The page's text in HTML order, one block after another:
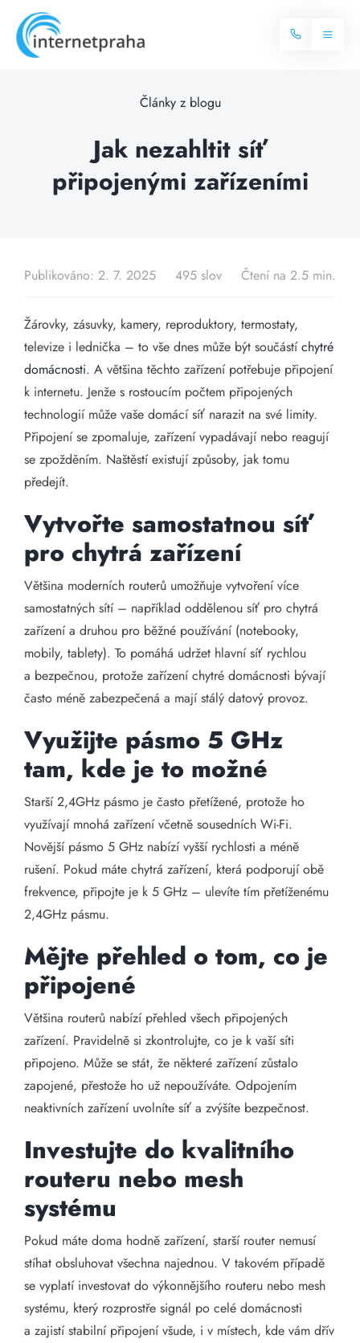
content
Toggle
Balíčky internetu
Televize
Blog
Kontakt
Články z blogu
Jak nezahltit síť
připojenými zařízeními
Publikováno: 2. 7. 2025 495 slov Čtení na 2.5 min.
Žárovky, zásuvky, kamery, reproduktory, termostaty,
televize i lednička – to vše dnes může být součástíchytré
domácnosti. A většina těchto zařízení potřebuje připojení
k internetu. Jenže s rostoucím počtem připojených
technologií může vaše domácí síť narazit na své limity.
Připojení se zpomaluje, zařízení vypadávají nebo reagují
se zpožděním. Naštěstí existují způsoby, jak tomu
předejít.
Vytvořte samostatnou síť
pro chytrá zařízení
Většina moderních routerů umožňuje vytvoření více
samostatných sítí – například oddělenou síť pro chytrá
zařízení a druhou pro běžné používání (notebooky,
mobily, tablety). To pomáhá udržet hlavní síť rychlou
a bezpečnou, protože zařízení chytré domácnosti bývají
často méně zabezpečená a mají stálý datový provoz.
Využijte pásmo 5 GHz
tam, kde je to možné
Starší 2,4GHz pásmo je často přetížené, protože ho
využívají mnohá zařízení včetně sousedních Wi-Fi.
Novější pásmo 5 GHz nabízí vyšší rychlosti a méně
rušení. Pokud máte chytrá zařízení, která podporují obě
frekvence, připojte je k 5 GHz – ulevíte tím přetíženému
2,4GHz pásmu.
Mějte přehled o tom, co je
připojené
Většina routerů nabízí přehled všech připojených
zařízení. Pravidelně si zkontrolujte, co je k vaší síti
připojeno. Může se stát, že některé zařízení zůstalo
zapojené, přestože ho už nepoužíváte. Odpojením
neaktivních zařízení uvolníte síť a zvýšíte bezpečnost.
Investujte do kvalitního
routeru nebo mesh
systému
Pokud máte doma hodně zařízení, starší router nemusí
stíhat obsluhovat všechna najednou. V takovém případě
se vyplatí investovat do výkonnějšího routeru nebo mesh
systému, který rozprostře signál po celé domácnosti
a zajistí stabilní připojení všude, i v místech, kde vám dřív